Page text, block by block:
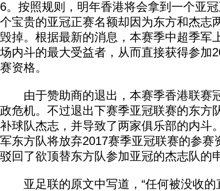
6。按照规则，明年香港将会拿到一个亚
个宝贵的亚冠正赛名额却因为东方和杰志
毁掉。根据最新的消息，本赛季中超季军
场内斗的最大受益者，从而直接获得参加
赛资格。
由于赞助商的退出，本赛季香港联赛
政危机。不过退出下赛季亚冠联赛的东方
补球队杰志，并导致了两家俱乐部的内斗
军东方队将放弃2017赛季亚冠联赛的参赛
驳回了欲顶替东方队参加亚冠的杰志队的
亚足联的原文中写道，“任何被没收的